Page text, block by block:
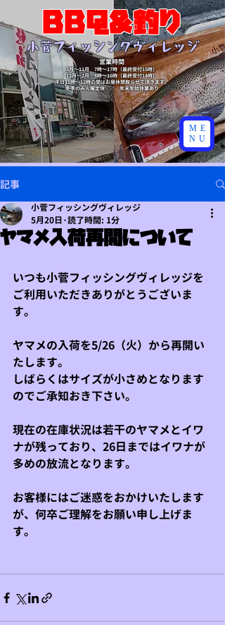
BBQ&釣り
​小菅フィッシングヴィレッジ
営業時間
3月～11月 7時～17時（最終受付15時）
​12月～2月 8時～16時（最終受付14時）
​平日11時～12時の間はお昼休憩取らせて頂きます。
​冬季のみ火曜定休 ／ 年末年始休業あり
ME
NU
記事
ヤマメ入荷再開について
小菅フィッシングヴィレッジ
5月20日 読了時間: 1分
いつも小菅フィッシングヴィレッジを
ご利用いただきありがとうございま
す。
ヤマメの入荷を5/26（火）から再開い
たします。
しばらくはサイズが小さめとなります
のでご承知おき下さい。
現在の在庫状況は若干のヤマメとイワ
ナが残っており、26日まではイワナが
多めの放流となります。
お客様にはご迷惑をおかけいたします
が、何卒ご理解をお願い申し上げま
す。